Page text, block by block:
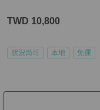
TWD 10,800
狀況尚可 本地 免運